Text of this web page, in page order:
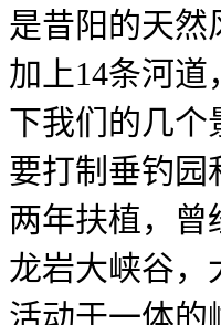
是昔阳的天然
加上14条河
下我们的几个
要打制垂钓园
两年扶植，曾
龙岩大峡谷，
活动于一体的